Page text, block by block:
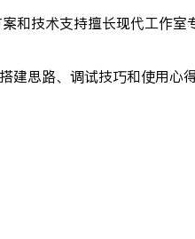
和技术支持擅长现代工作室
思路、调试技巧和使用心得